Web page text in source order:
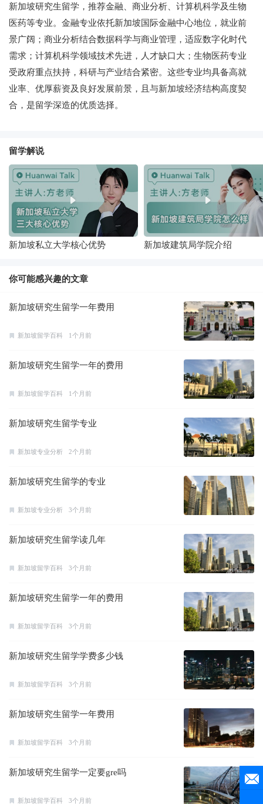
新加坡研究生留学，推荐金融、商业分析、计算机科学及生物
医药等专业。金融专业依托新加坡国际金融中心地位，就业前
景广阔；商业分析结合数据科学与商业管理，适应数字化时代
需求；计算机科学领域技术先进，人才缺口大；生物医药专业
受政府重点扶持，科研与产业结合紧密。这些专业均具备高就
业率、优厚薪资及良好发展前景，且与新加坡经济结构高度契
合，是留学深造的优质选择。
留学解说
新加坡私立大学核心优势 新加坡建筑局学院介绍
你可能感兴趣的文章
新加坡研究生留学一年费用
新加坡留学百科 1个月前
新加坡研究生留学一年的费用
新加坡留学百科 1个月前
新加坡研究生留学专业
新加坡专业分析 2个月前
新加坡研究生留学的专业
新加坡专业分析 3个月前
新加坡研究生留学读几年
新加坡留学百科 3个月前
新加坡研究生留学一年的费用
新加坡留学百科 3个月前
新加坡研究生留学学费多少钱
新加坡留学百科 3个月前
新加坡研究生留学一年费用
新加坡留学百科 3个月前
新加坡研究生留学一定要gre吗
新加坡留学百科 3个月前